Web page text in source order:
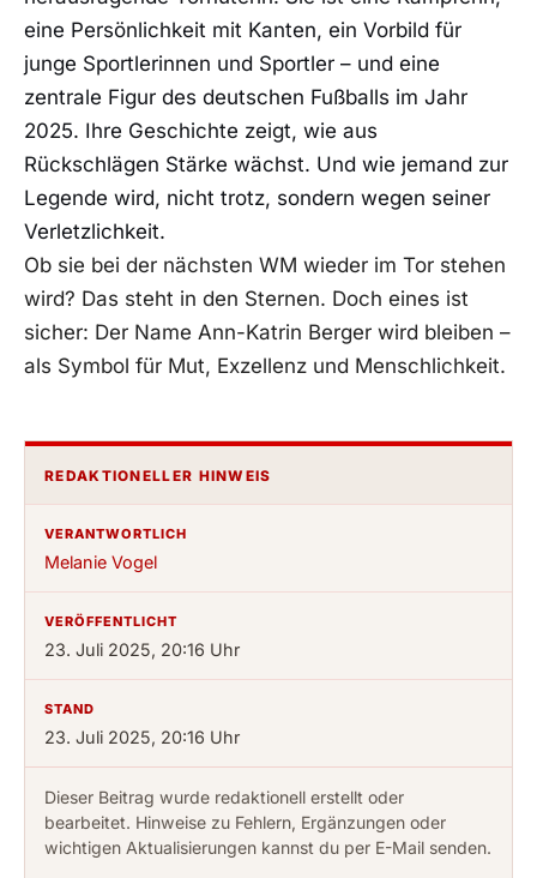
eine Persönlichkeit mit Kanten, ein Vorbild für
junge Sportlerinnen und Sportler – und eine
zentrale Figur des deutschen Fußballs im Jahr
2025. Ihre Geschichte zeigt, wie aus
Rückschlägen Stärke wächst. Und wie jemand zur
Legende wird, nicht trotz, sondern wegen seiner
Verletzlichkeit.
Ob sie bei der nächsten WM wieder im Tor stehen
wird? Das steht in den Sternen. Doch eines ist
sicher: Der Name Ann-Katrin Berger wird bleiben –
als Symbol für Mut, Exzellenz und Menschlichkeit.
REDAKTIONELLER HINWEIS
VERANTWORTLICH
Melanie Vogel
VERÖFFENTLICHT
23. Juli 2025, 20:16 Uhr
STAND
23. Juli 2025, 20:16 Uhr
Dieser Beitrag wurde redaktionell erstellt oder
bearbeitet. Hinweise zu Fehlern, Ergänzungen oder
wichtigen Aktualisierungen kannst du per E-Mail senden.